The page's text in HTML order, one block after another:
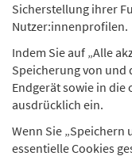
Sicherstellung ihrer
Nutzer:innenprofilen.
Indem Sie auf „Alle
Speicherung von
Endgerät sowie in
ausdrücklich ein.
Wenn Sie
essentielle Cookies